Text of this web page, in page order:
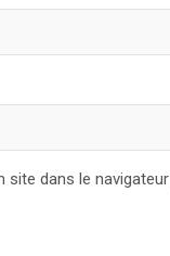
dans le